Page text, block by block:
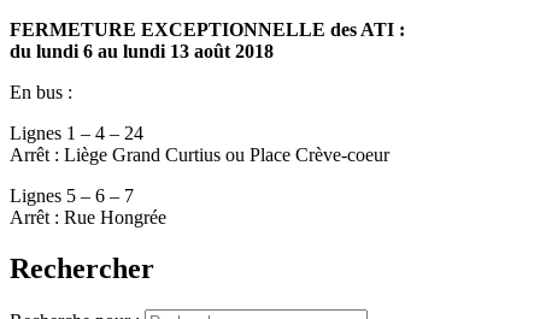
FERMETURE EXCEPTIONNELLE des ATI :
du lundi 6 au lundi 13 août 2018
En bus :
Lignes 1 – 4 – 24
Arrêt : Liège Grand Curtius ou Place Crève-coeur
Lignes 5 – 6 – 7
Arrêt : Rue Hongrée
Rechercher